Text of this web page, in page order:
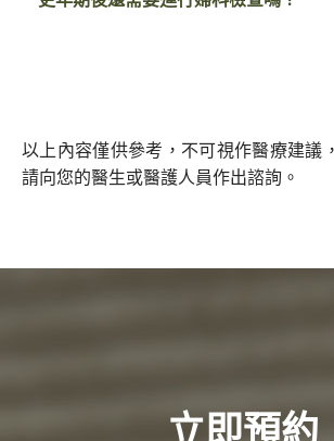
以上內容僅供參考，不可視作醫療建議
請向您的醫生或醫護人員作出諮詢。